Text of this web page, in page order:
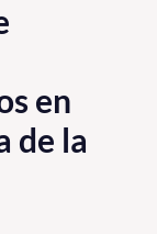
en
de la